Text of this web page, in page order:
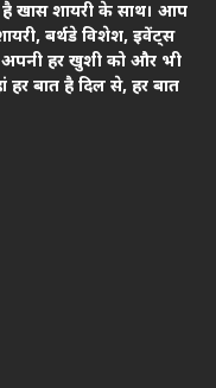
खास शायरी के साथ। आप
बर्थडे विशेश, इवेंट्स
हर खुशी को और भी
हर बात है दिल से, हर बात